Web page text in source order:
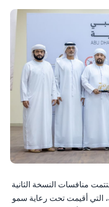
/ اختتمت منافسات النسخة الثانية
التي أقيمت تحت رعاية سمو